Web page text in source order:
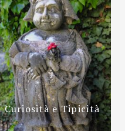
Curiosità e Tipicità